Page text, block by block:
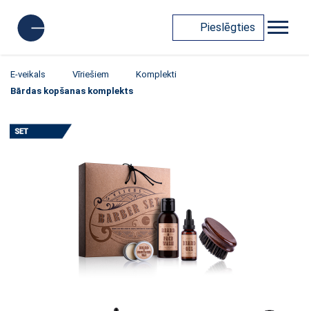
Pieslēgties
E-veikals Vīriešiem
Komplekti
Bārdas kopšanas komplekts